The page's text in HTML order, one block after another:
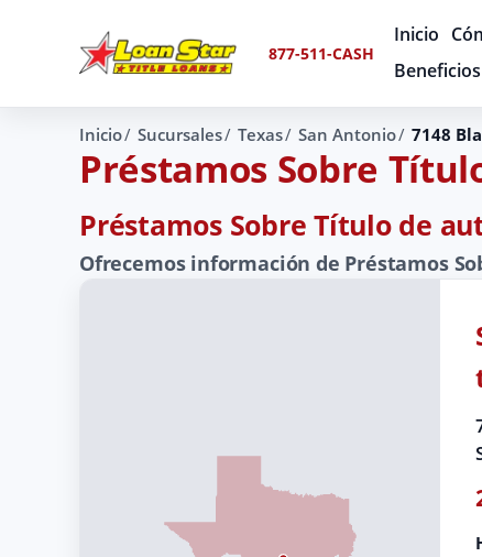
877-511-CASH
Inicio
Beneficios
Inicio Sucursales Texas San Antonio 7148
Préstamos Sobre
Préstamos Sobre Título de
Ofrecemos información de Préstamos